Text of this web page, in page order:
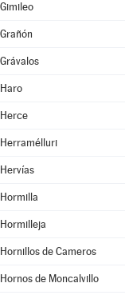
Gimileo
Grañón
Grávalos
Haro
Herce
Herramélluri
Hervías
Hormilla
Hormilleja
Hornillos de Cameros
Hornos de Moncalvillo